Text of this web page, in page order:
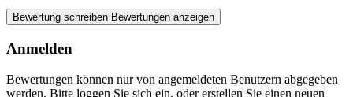
Bewertung schreiben Bewertungen anzeigen
Anmelden
Bewertungen können nur von angemeldeten Benutzern abgegeben
werden. Bitte loggen Sie sich ein, oder erstellen Sie einen neuen